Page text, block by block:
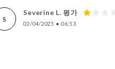
S
Severine L. 평가
02/04/2025 • 06:53